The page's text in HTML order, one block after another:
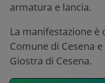
armatura e lancia.
La manifestazione è
Comune di Cesena e
Giostra di Cesena.